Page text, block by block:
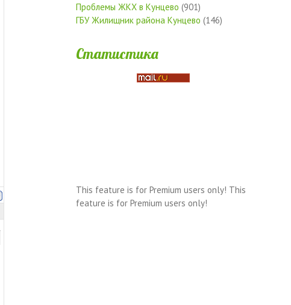
Проблемы ЖКХ в Кунцево (901)
ГБУ Жилищник района Кунцево (146)
Статистика
This feature is for Premium users only! This
feature is for Premium users only!